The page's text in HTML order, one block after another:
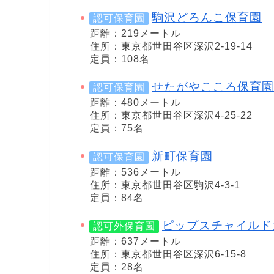
認可保育園 駒沢どろんこ保育園
距離：219メートル
住所：東京都世田谷区深沢2-19-14
定員：108名
認可保育園 せたがやこころ保育園
距離：480メートル
住所：東京都世田谷区深沢4-25-22
定員：75名
認可保育園 新町保育園
距離：536メートル
住所：東京都世田谷区駒沢4-3-1
定員：84名
認可外保育園 ピップスチャイル
距離：637メートル
住所：東京都世田谷区深沢6-15-8
定員：28名